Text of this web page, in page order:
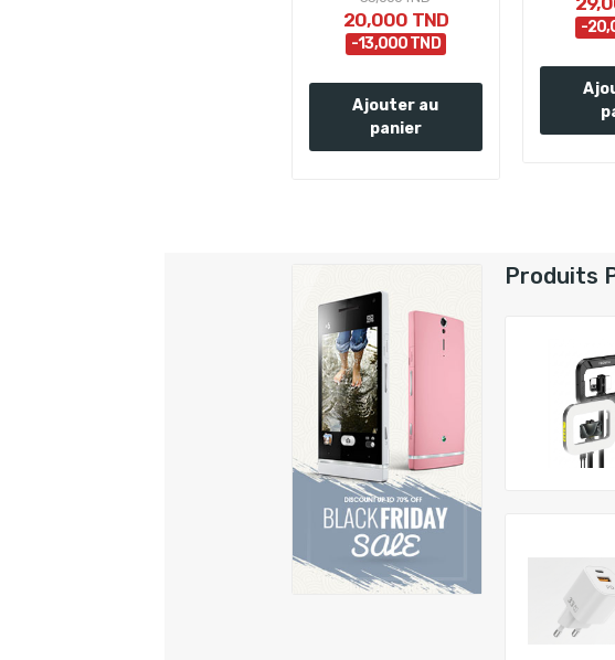
20,000 TND
-13,000 TND
Ajouter au
panier
-
Produits